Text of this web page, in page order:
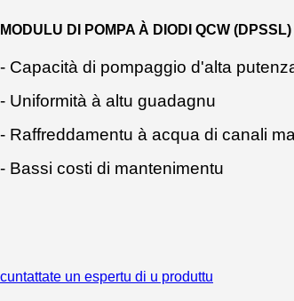
MODULU DI POMPA À DIODI QCW (DPSSL)
- Capacità di pompaggio d'alta
- Uniformità à altu guadagnu
- Raffreddamentu à acqua di canali
- Bassi costi di mantenimentu
cuntattate un espertu di u produttu